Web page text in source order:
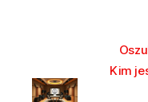
Kim